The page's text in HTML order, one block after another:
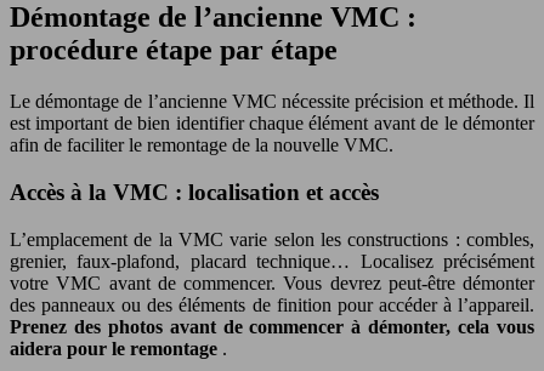
Démontage de l’ancienne VMC :
procédure étape par étape
Le démontage de l’ancienne VMC nécessite précision et méthode. Il
est important de bien identifier chaque élément avant de le démonter
afin de faciliter le remontage de la nouvelle VMC.
Accès à la VMC : localisation et accès
L’emplacement de la VMC varie selon les constructions : combles,
grenier, faux-plafond, placard technique… Localisez précisément
votre VMC avant de commencer. Vous devrez peut-être démonter
des panneaux ou des éléments de finition pour accéder à l’appareil.
Prenez des photos avant de commencer à démonter, cela vous
aidera pour le remontage .